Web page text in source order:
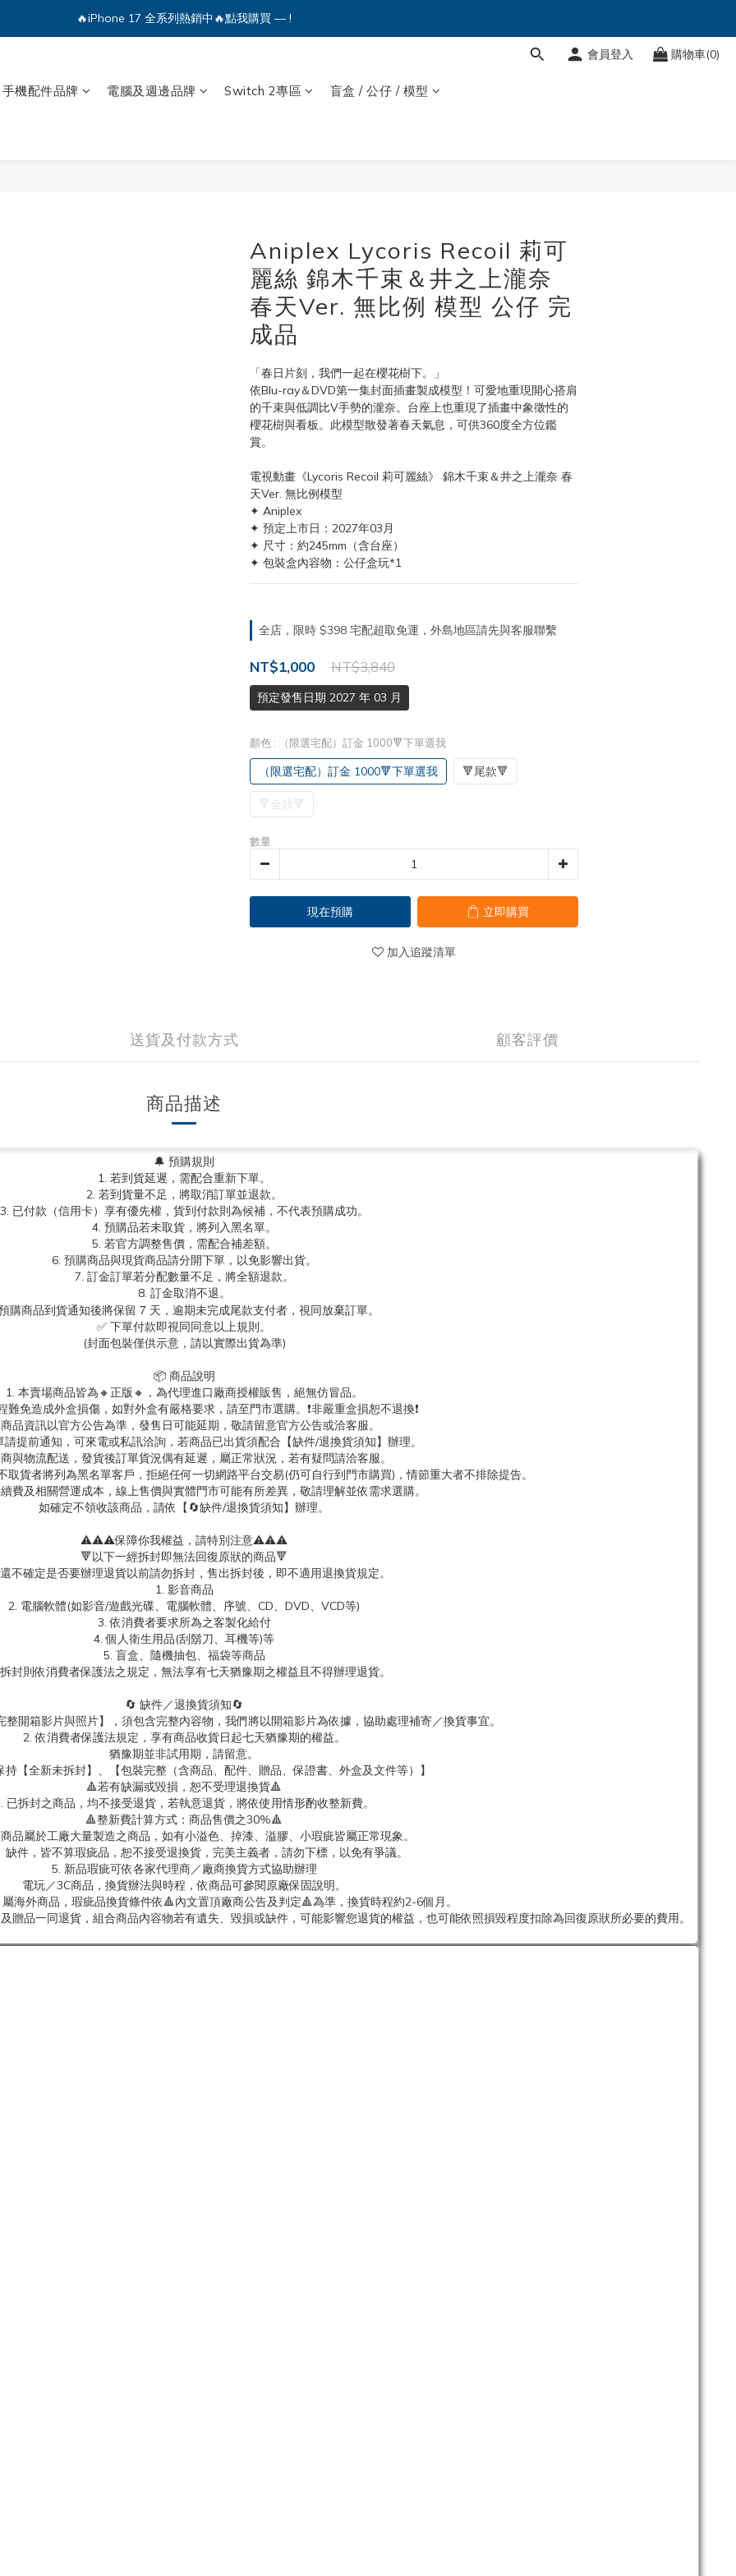
🔥iPhone 17 全系列熱銷中🔥點我購買 — !
🔥iPhone 17 全系列熱銷中🔥點我購買 — !
🔥iPhone 17 全系列熱銷中🔥點我購買 — !
會員登入 購物車(0)
手機配件品牌 電腦及週邊品牌 Switch 2專區 盲盒 / 公仔 / 模型
Aniplex Lycoris Recoil 莉可
麗絲 錦木千束＆井之上瀧奈
春天Ver. 無比例 模型 公仔 完
成品
「春日片刻，我們一起在櫻花樹下。」
依Blu-ray＆DVD第一集封面插畫製成模型！可愛地重現開心搭肩
的千束與低調比V手勢的瀧奈。台座上也重現了插畫中象徵性的
櫻花樹與看板。此模型散發著春天氣息，可供360度全方位鑑
賞。
電視動畫《Lycoris Recoil 莉可麗絲》 錦木千束＆井之上瀧奈 春
天Ver. 無比例模型
✦ Aniplex
✦ 預定上市日：2027年03月
✦ 尺寸：約245mm（含台座）
✦ 包裝盒內容物：公仔盒玩*1
全店，限時 $398 宅配超取免運，外島地區請先與客服聯繫
NT$3,840
NT$1,000
預定發售日期 2027 年 03 月
顏色 : （限選宅配）訂金 1000🔻下單選我
（限選宅配）訂金 1000🔻下單選我 🔻尾款🔻
🔻全款🔻
數量
現在預購 立即購買
加入追蹤清單
送貨及付款方式 顧客評價
商品描述
🔔 預購規則
1. 若到貨延遲，需配合重新下單。
2. 若到貨量不足，將取消訂單並退款。
3. 已付款（信用卡）享有優先權，貨到付款則為候補，不代表預購成功。
4. 預購品若未取貨，將列入黑名單。
5. 若官方調整售價，需配合補差額。
6. 預購商品與現貨商品請分開下單，以免影響出貨。
7. 訂金訂單若分配數量不足，將全額退款。
8. 訂金取消不退。
購商品到貨通知後將保留 7 天，逾期未完成尾款支付者，視同放棄訂單。
✅ 下單付款即視同同意以上規則。
(封面包裝僅供示意，請以實際出貨為準)
📦 商品說明
1. 本賣場商品皆為🔸正版🔸，為代理進口廠商授權販售，絕無仿冒品。
難免造成外盒損傷，如對外盒有嚴格要求，請至門市選購。❗非嚴重盒損恕不退換❗
品資訊以官方公告為準，發售日可能延期，敬請留意官方公告或洽客服。
請提前通知，可來電或私訊洽詢，若商品已出貨須配合【缺件/退換貨須知】辦理。
與物流配送，發貨後訂單貨況偶有延遲，屬正常狀況，若有疑問請洽客服。
取貨者將列為黑名單客戶，拒絕任何一切網路平台交易(仍可自行到門市購買)，情節重大者不排除提告。
費及相關營運成本，線上售價與實體門市可能有所差異，敬請理解並依需求選購。
如確定不領收該商品，請依【🔄缺件/退換貨須知】辦理。
⚠️⚠️⚠️保障你我權益，請特別注意⚠️⚠️⚠️
🔻以下一經拆封即無法回復原狀的商品🔻
不確定是否要辦理退貨以前請勿拆封，售出拆封後，即不適用退換貨規定。
1. 影音商品
2. 電腦軟體(如影音/遊戲光碟、電腦軟體、序號、CD、DVD、VCD等)
3. 依消費者要求所為之客製化給付
4. 個人衛生用品(刮鬍刀、耳機等)等
5. 盲盒、隨機抽包、福袋等商品
封則依消費者保護法之規定，無法享有七天猶豫期之權益且不得辦理退貨。
🔄 缺件／退換貨須知🔄
開箱影片與照片】，須包含完整內容物，我們將以開箱影片為依據，協助處理補寄／換貨事宜。
2. 依消費者保護法規定，享有商品收貨日起七天猶豫期的權益。
猶豫期並非試用期，請留意。
持【全新未拆封】、【包裝完整（含商品、配件、贈品、保證書、外盒及文件等）】
🔺若有缺漏或毀損，恕不受理退換貨🔺
已拆封之商品，均不接受退貨，若執意退貨，將依使用情形酌收整新費。
🔺整新費計算方式：商品售價之30%🔺
品屬於工廠大量製造之商品，如有小溢色、掉漆、溢膠、小瑕疵皆屬正常現象。
缺件，皆不算瑕疵品，恕不接受退換貨，完美主義者，請勿下標，以免有爭議。
5. 新品瑕疵可依各家代理商／廠商換貨方式協助辦理
電玩／3C商品，換貨辦法與時程，依商品可參閱原廠保固說明。
海外商品，瑕疵品換貨條件依🔺內文置頂廠商公告及判定🔺為準，換貨時程約2-6個月。
品一同退貨，組合商品內容物若有遺失、毀損或缺件，可能影響您退貨的權益，也可能依照損毀程度扣除為回復原狀所必要的費用。